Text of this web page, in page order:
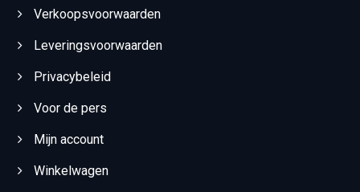
Verkoopsvoorwaarden
Leveringsvoorwaarden
Privacybeleid
Voor de pers
Mijn account
Winkelwagen